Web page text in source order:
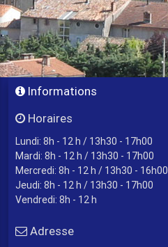
Informations
Horaires
Lundi: 8h - 12 h / 13h30 - 17h00
Mardi: 8h - 12 h / 13h30 - 17h00
Mercredi: 8h - 12 h / 13h30 - 16h00
Jeudi: 8h - 12 h / 13h30 - 17h00
Vendredi: 8h - 12 h
Adresse